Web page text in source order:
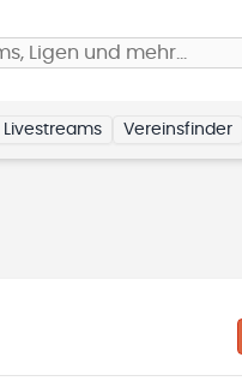
Ligen und mehr…
Livestreams Vereinsfinder